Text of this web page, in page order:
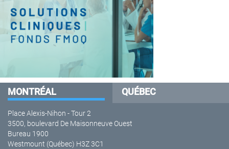
MONTRÉAL QUÉBEC
Place Alexis-Nihon - Tour 2
3500, boulevard De Maisonneuve Ouest
Bureau 1900
Westmount (Québec) H3Z 3C1